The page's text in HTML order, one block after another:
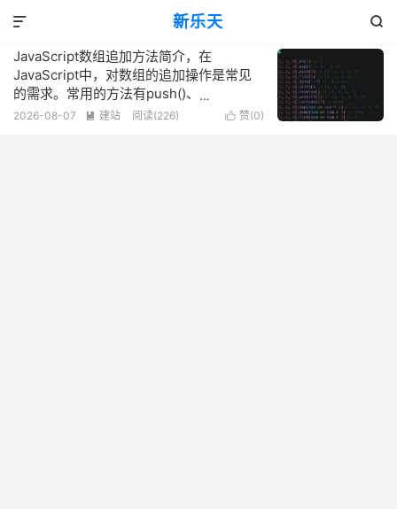
新乐天 
 共 1 篇文章
JavaScript数组追加方法简介，在
JavaScript中，对数组的追加操作是常见
的需求。常用的方法有push()、
unshift()、splice()和concat()，以及通过
 赞(0)
2026-08-07  建站 阅读(226)